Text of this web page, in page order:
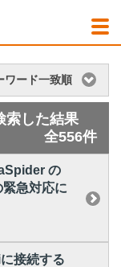
ワード一致順
索した結果
全556件
の
急対応に
接続する